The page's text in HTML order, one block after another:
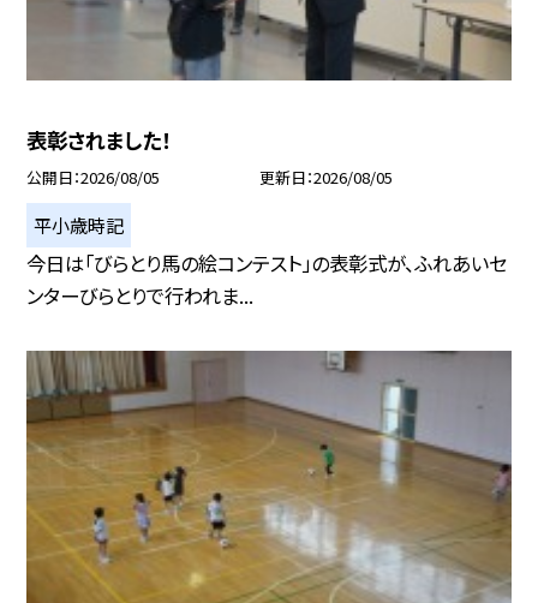
表彰されました！
公開日 2026/08/05 更新日 2026/08/05
平小歳時記
今日は「びらとり馬の絵コンテスト」の表彰式が、ふれあいセ
ンターびらとりで行われま...